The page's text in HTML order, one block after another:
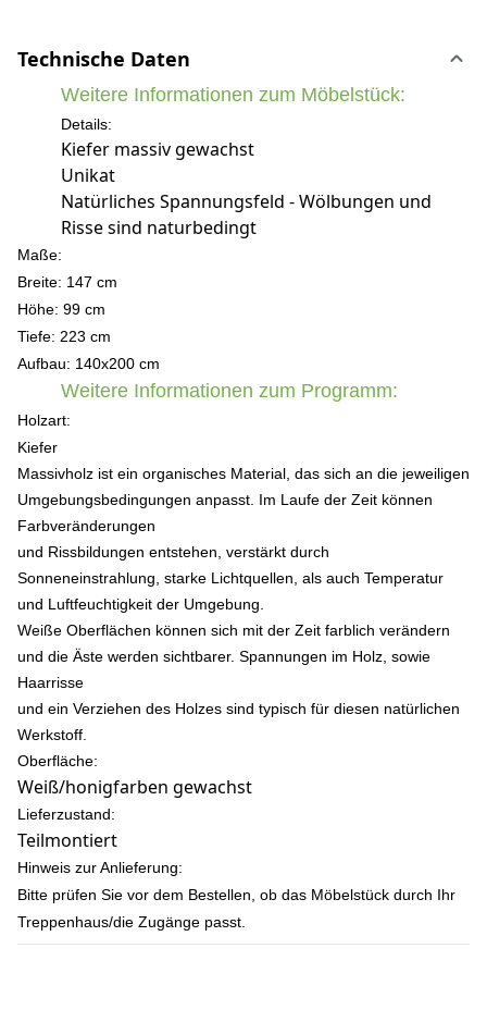
Technische Daten
Weitere Informationen zum Möbelstück:
Details:
Kiefer massiv gewachst
Unikat
Natürliches Spannungsfeld - Wölbungen und
Risse sind naturbedingt
Maße:
Breite: 147 cm
Höhe: 99 cm
Tiefe: 223 cm
Aufbau: 140x200 cm
Weitere Informationen zum Programm:
Holzart:
Kiefer
Massivholz ist ein organisches Material, das sich an die jeweiligen
Umgebungsbedingungen anpasst. Im Laufe der Zeit können
Farbveränderungen
und Rissbildungen entstehen, verstärkt durch
Sonneneinstrahlung, starke Lichtquellen, als auch Temperatur
und Luftfeuchtigkeit der Umgebung.
Weiße Oberflächen können sich mit der Zeit farblich verändern
und die Äste werden sichtbarer. Spannungen im Holz, sowie
Haarrisse
und ein Verziehen des Holzes sind typisch für diesen natürlichen
Werkstoff.
Oberfläche:
Weiß/honigfarben gewachst
Lieferzustand:
Teilmontiert
Hinweis zur Anlieferung:
Bitte prüfen Sie vor dem Bestellen, ob das Möbelstück durch Ihr
Treppenhaus/die Zugänge passt.